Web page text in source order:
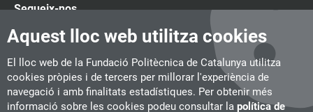
Aquest lloc web utilitza cookies
El lloc web de la Fundació Politècnica de Catalunya utilitza
cookies pròpies i de tercers per millorar l'experiència de
navegació i amb finalitats estadístiques. Per obtenir més
informació sobre les cookies podeu consultar la política de
Segueix-nos